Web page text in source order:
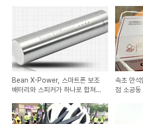
Bean X-Power, 스마트폰 보조
배터리와 스피커가 하나로 합쳐진
속초 만
점 소공동